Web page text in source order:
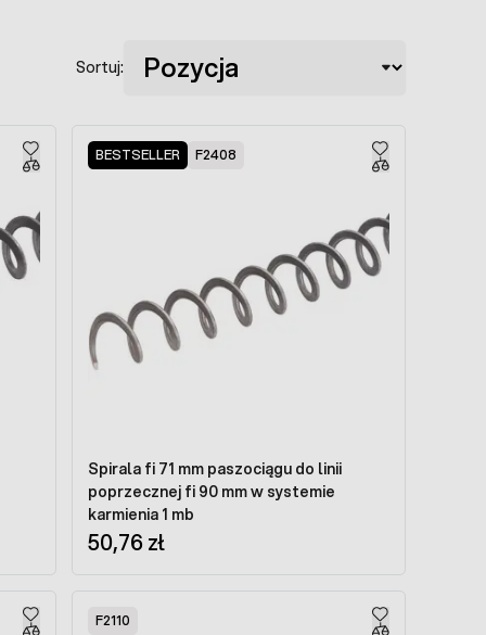
Sortuj:
BESTSELLER F2408
Spirala fi 71 mm paszociągu do linii
poprzecznej fi 90 mm w systemie
karmienia 1 mb
50,76 zł
F2110